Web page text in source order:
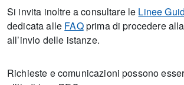
Si invita inoltre a consultare le Linee
dedicata alle FAQprima di procedere
all’invio delle istanze.
Richieste e comunicazioni possono